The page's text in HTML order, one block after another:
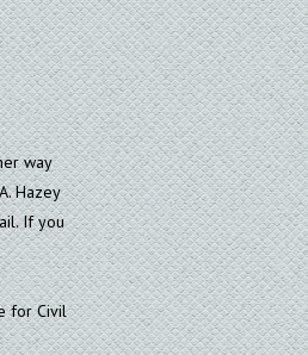
way
Hazey
If you
for Civil